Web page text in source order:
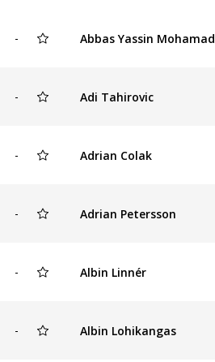
- Abbas Yassin Mohamad
- Adi Tahirovic
- Adrian Colak
- Adrian Petersson
- Albin Linnér
- Albin Lohikangas